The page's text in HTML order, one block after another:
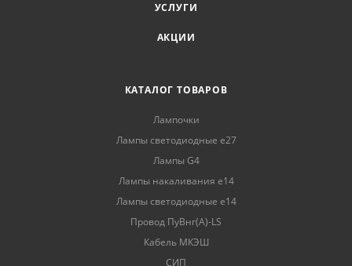
УСЛУГИ
АКЦИИ
КАТАЛОГ ТОВАРОВ
Лампочки
Лампы светодиодные е27
Лампы G4
Лампы накаливания е14
Лампы светодиодные е14
Провод ПуВнг(А)-LS
Кабель МКЭШ
СИП